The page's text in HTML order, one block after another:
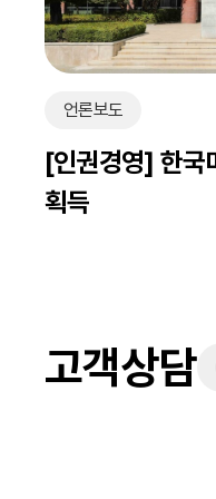
언론보도
[인권경영] 한국
획득
고객상담